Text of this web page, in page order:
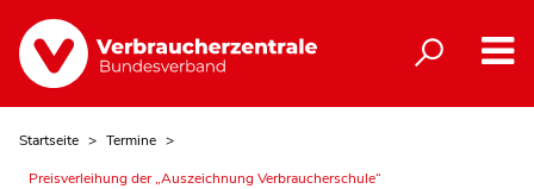
Startseite
Termine
Preisverleihung der „Auszeichnung Verbraucherschule“